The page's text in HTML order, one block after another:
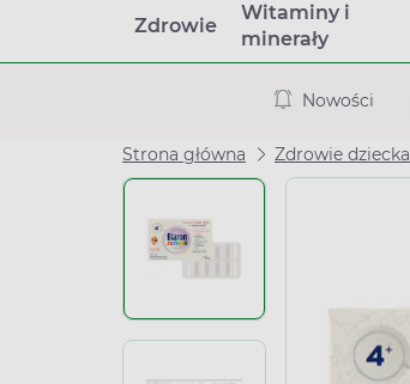
Zdrowie
Witaminy i
minerały
Nowości
Strona główna Zdrowie dziecka